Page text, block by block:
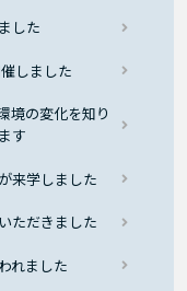
した
しました
境の変化を知り
す
来学しました
ただきました
れました